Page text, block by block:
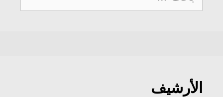
عن:
الأرشيف